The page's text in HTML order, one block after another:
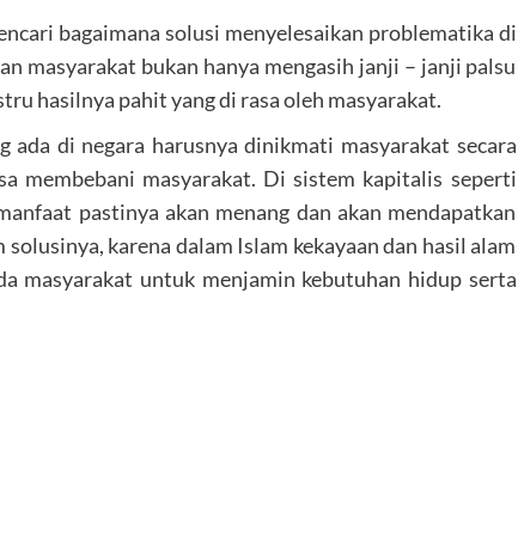
bagaimana solusi menyelesaikan problematika di
masyarakat bukan hanya mengasih janji – janji palsu
hasilnya pahit yang di rasa oleh masyarakat.
di negara harusnya dinikmati masyarakat secara
membebani masyarakat. Di sistem kapitalis seperti
pastinya akan menang dan akan mendapatkan
karena dalam Islam kekayaan dan hasil alam
masyarakat untuk menjamin kebutuhan hidup serta